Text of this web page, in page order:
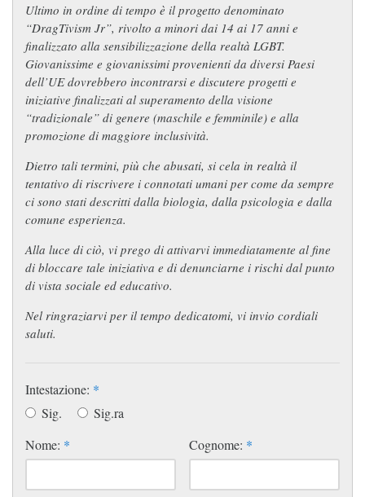
Ultimo in ordine di tempo è il progetto denominato
“DragTivism Jr”, rivolto a minori dai 14 ai 17 anni e
finalizzato alla sensibilizzazione della realtà LGBT.
Giovanissime e giovanissimi provenienti da diversi Paesi
dell’UE dovrebbero incontrarsi e discutere progetti e
iniziative finalizzati al superamento della visione
“tradizionale” di genere (maschile e femminile) e alla
promozione di maggiore inclusività.
Dietro tali termini, più che abusati, si cela in realtà il
tentativo di riscrivere i connotati umani per come da sempre
ci sono stati descritti dalla biologia, dalla psicologia e dalla
comune esperienza.
Alla luce di ciò, vi prego di attivarvi immediatamente al fine
di bloccare tale iniziativa e di denunciarne i rischi dal punto
di vista sociale ed educativo.
Nel ringraziarvi per il tempo dedicatomi, vi invio cordiali
saluti.
Intestazione: *
Sig.
Sig.ra
Nome: * Cognome: *